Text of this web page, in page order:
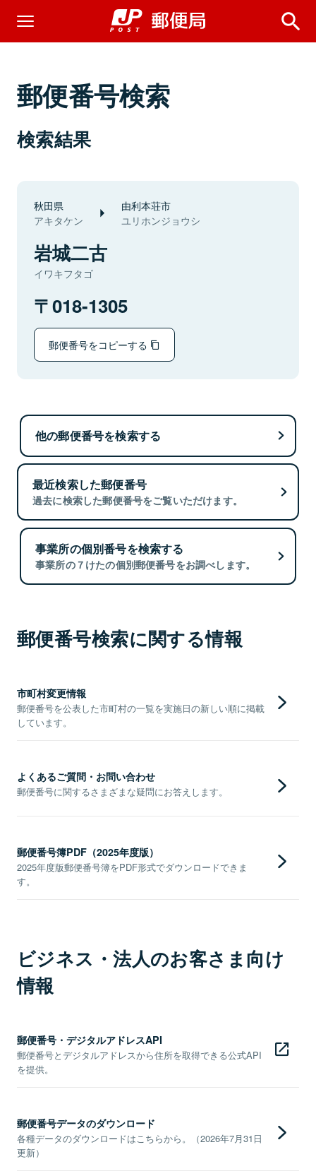
郵便番号検索
検索結果
秋田県
アキタケン
由利本荘市
ユリホンジョウシ
岩城二古
イワキフタゴ
018-1305
郵便番号をコピーする
他の郵便番号を検索する
最近検索した郵便番号
過去に検索した郵便番号をご覧いただけます。
事業所の個別番号を検索する
事業所の７けたの個別郵便番号をお調べします。
郵便番号検索に関する情報
市町村変更情報
郵便番号を公表した市町村の一覧を実施日の新しい順に掲載
しています。
よくあるご質問・お問い合わせ
郵便番号に関するさまざまな疑問にお答えします。
郵便番号簿PDF（2025年度版）
2025年度版郵便番号簿をPDF形式でダウンロードできま
す。
ビジネス・法人のお客さま向け
情報
郵便番号・デジタルアドレスAPI
郵便番号とデジタルアドレスから住所を取得できる公式API
を提供。
郵便番号データのダウンロード
各種データのダウンロードはこちらから。（2026年7月31日
更新）